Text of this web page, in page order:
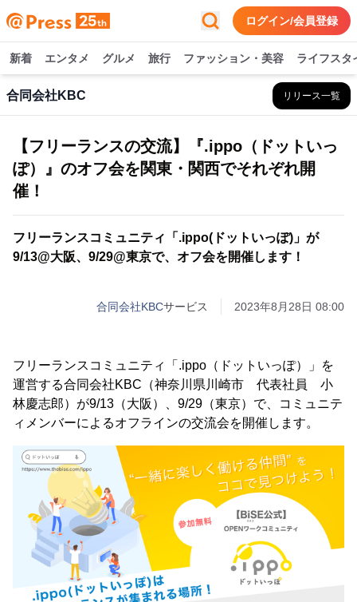
ログイン/会員登録
新着 エンタメ グルメ 旅行 ファッション・美容 ライフスタ
合同会社KBC リリース一覧
【フリーランスの交流】『.ippo（ドットいっ
ぽ）』のオフ会を関東・関西でそれぞれ開
催！
フリーランスコミュニティ「.ippo(ドットいっぽ)」が
9/13@大阪、9/29@東京で、オフ会を開催します！
合同会社KBCサービス 2023年8月28日 08:00
フリーランスコミュニティ「.ippo（ドットいっぽ）」を
運営する合同会社KBC（神奈川県川崎市 代表社員 小
林慶志郎）が9/13（大阪）、9/29（東京）で、コミュニテ
ィメンバーによるオフラインの交流会を開催します。